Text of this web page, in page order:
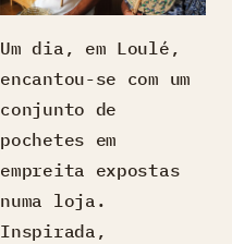
Um dia, em Loulé,
encantou-se com um
conjunto de
pochetes em
empreita expostas
numa loja.
Inspirada,